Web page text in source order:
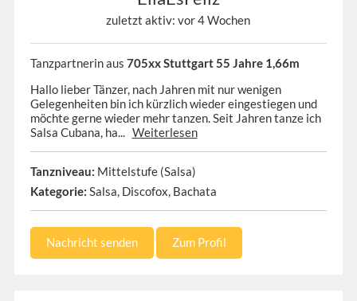
zuletzt aktiv: vor 4 Wochen
Tanzpartnerin aus 705xx Stuttgart 55 Jahre 1,66m
Hallo lieber Tänzer, nach Jahren mit nur wenigen
Gelegenheiten bin ich kürzlich wieder eingestiegen und
möchte gerne wieder mehr tanzen. Seit Jahren tanze ich
Salsa Cubana, ha... Weiterlesen
Tanzniveau: Mittelstufe (Salsa)
Kategorie: Salsa, Discofox, Bachata
Nachricht senden Zum Profil